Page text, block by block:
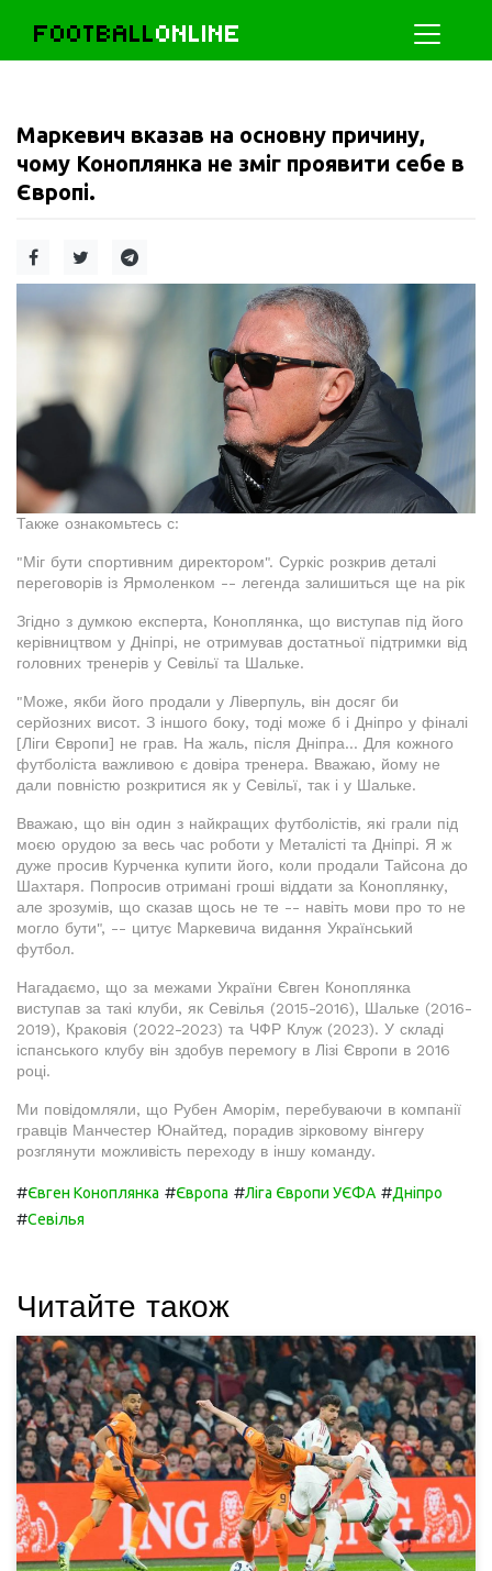
FOOTBALLONLINE
Маркевич вказав на основну причину,
чому Коноплянка не зміг проявити себе в
Європі.
Также ознакомьтесь с:
"Міг бути спортивним директором". Суркіс розкрив деталі
переговорів із Ярмоленком -- легенда залишиться ще на рік
Згідно з думкою експерта, Коноплянка, що виступав під його
керівництвом у Дніпрі, не отримував достатньої підтримки від
головних тренерів у Севільї та Шальке.
"Може, якби його продали у Ліверпуль, він досяг би
серйозних висот. З іншого боку, тоді може б і Дніпро у фіналі
[Ліги Європи] не грав. На жаль, після Дніпра... Для кожного
футболіста важливою є довіра тренера. Вважаю, йому не
дали повністю розкритися як у Севільї, так і у Шальке.
Вважаю, що він один з найкращих футболістів, які грали під
моєю орудою за весь час роботи у Металісті та Дніпрі. Я ж
дуже просив Курченка купити його, коли продали Тайсона до
Шахтаря. Попросив отримані гроші віддати за Коноплянку,
але зрозумів, що сказав щось не те -- навіть мови про то не
могло бути", -- цитує Маркевича видання Український
футбол.
Нагадаємо, що за межами України Євген Коноплянка
виступав за такі клуби, як Севілья (2015-2016), Шальке (2016-
2019), Краковія (2022-2023) та ЧФР Клуж (2023). У складі
іспанського клубу він здобув перемогу в Лізі Європи в 2016
році.
Ми повідомляли, що Рубен Аморім, перебуваючи в компанії
гравців Манчестер Юнайтед, порадив зірковому вінгеру
розглянути можливість переходу в іншу команду.
#Євген Коноплянка #Європа #Ліга Європи УЄФА #Дніпро
#Севілья
Читайте також